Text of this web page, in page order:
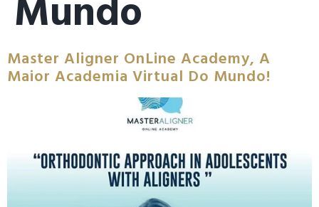
Mundo
Master Aligner OnLine Academy, A
Maior Academia Virtual Do Mundo!